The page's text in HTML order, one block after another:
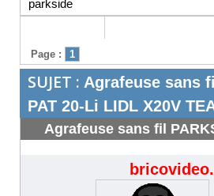
parkside
Page : 1
SUJET : Agrafeuse sans
PAT 20-Li LIDL X20V
Agrafeuse sans fil